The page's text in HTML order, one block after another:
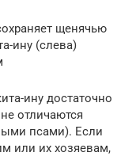
щенячью
ину (слева)
ину достаточно
отличаются
псами). Если
или их хозяевам,